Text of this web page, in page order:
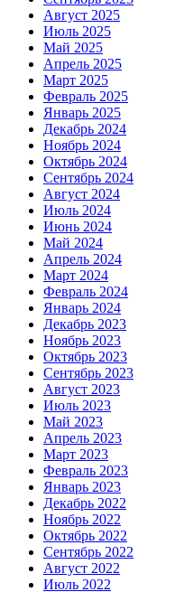
Август 2025
Июль 2025
Май 2025
Апрель 2025
Март 2025
Февраль 2025
Январь 2025
Декабрь 2024
Ноябрь 2024
Октябрь 2024
Сентябрь 2024
Август 2024
Июль 2024
Июнь 2024
Май 2024
Апрель 2024
Март 2024
Февраль 2024
Январь 2024
Декабрь 2023
Ноябрь 2023
Октябрь 2023
Сентябрь 2023
Август 2023
Июль 2023
Май 2023
Апрель 2023
Март 2023
Февраль 2023
Январь 2023
Декабрь 2022
Ноябрь 2022
Октябрь 2022
Сентябрь 2022
Август 2022
Июль 2022